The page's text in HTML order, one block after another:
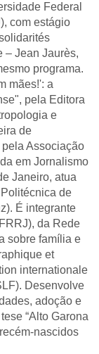
Federal
com estágio
– Jean Jaurès,
programa.
mães!': a
pela Editora
e
de
Associação
em Jornalismo
Janeiro, atua
de
É integrante
da Rede
sobre família e
et
internationale
Desenvolve
adoção e
“Alto Garona
nascidos